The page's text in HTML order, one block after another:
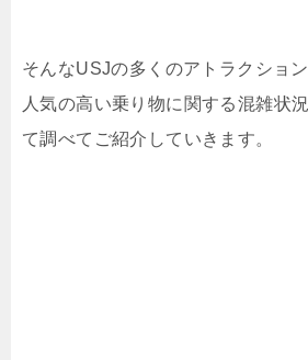
そんなUSJの多くのアトラクショ
人気の高い乗り物に関する混雑状
て調べてご紹介していきます。